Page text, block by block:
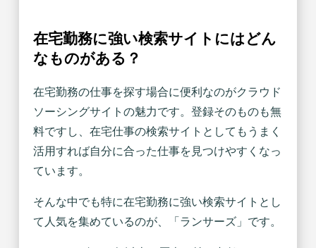
在宅勤務に強い検索サイトにはどん
なものがある？
在宅勤務の仕事を探す場合に便利なのがクラウド
ソーシングサイトの魅力です。登録そのものも無
料ですし、在宅仕事の検索サイトとしてもうまく
活用すれば自分に合った仕事を見つけやすくなっ
ています。
そんな中でも特に在宅勤務に強い検索サイトとし
て人気を集めているのが、「ランサーズ」です。